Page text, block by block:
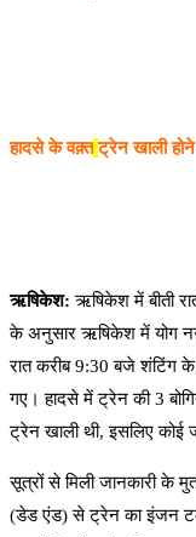
हादसे के वक़्त ट्रेन खाली
ऋषिकेश:ऋषिकेश में बीती
के अनुसार ऋषिकेश में योग
रात करीब 9:30 बजे शंटिंग
गए। हादसे में ट्रेन की 3
ट्रेन खाली थी, इसलिए कोई
सूत्रों से मिली जानकारी के
(डेड एंड) से ट्रेन का इंजन